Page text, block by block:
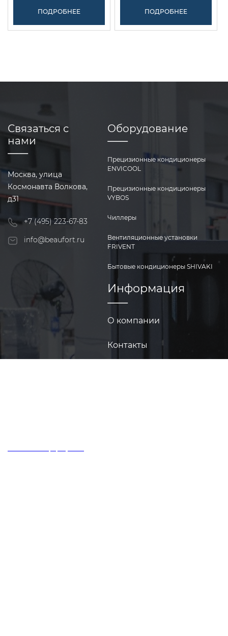
ПОДРОБНЕЕ ПОДРОБНЕЕ
Связаться с
нами
Москва, улица
Космонавта Волкова,
д31
+7 (495) 223-67-83
info@beaufort.ru
Оборудование
Прецизионные кондиционеры
ENVICOOL
Прецизионные кондиционеры
VYBOS
Чиллеры
Вентиляционные установки
FRIVENT
Бытовые кондиционеры SHIVAKI
Информация
О компании
Контакты